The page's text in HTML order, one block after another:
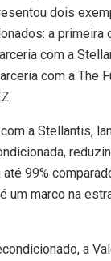
dois
a primeira
com a
com a The
a Stellantis,
99%
um marco na
a